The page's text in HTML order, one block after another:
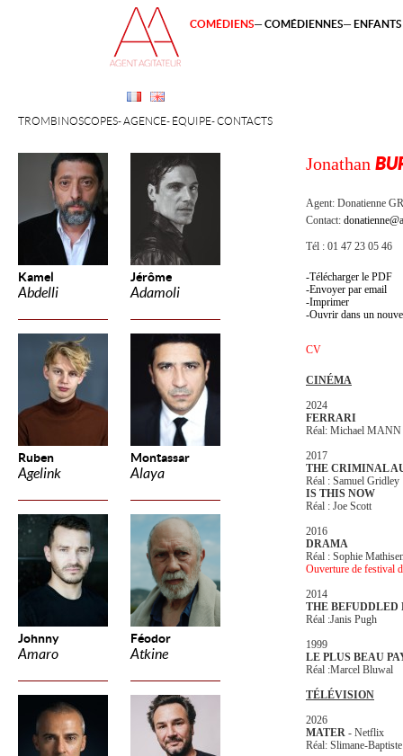
Kamel
Abdelli
Jérôme
Adamoli
Ruben
Agelink
Montassar
Alaya
Johnny
Amaro
Féodor
Atkine
TROMBINOSCOPES AGENCE ÉQUIPE CONTACTS
COMÉDIENS COMÉDIENNES
Jonathan
Agent: Donatienne
Contact:
Tél : 01 47 23 05 46
Télécharger le PDF
Envoyer par email
Imprimer
Ouvrir dans un
CV
CINÉMA
2024
FERRARI
Réal: Michael MANN
2017
THE CRIMINAL
Réal : Samuel Gridley
IS THIS NOW
Réal : Joe Scott
2016
DRAMA
Réal : Sophie
Ouverture de festival
2014
THE
Réal :Janis Pugh
1999
LE PLUS BEAU
Réal :Marcel Bluwal
TÉLÉVISION
2026
MATER - Netflix
Réal: Slimane-